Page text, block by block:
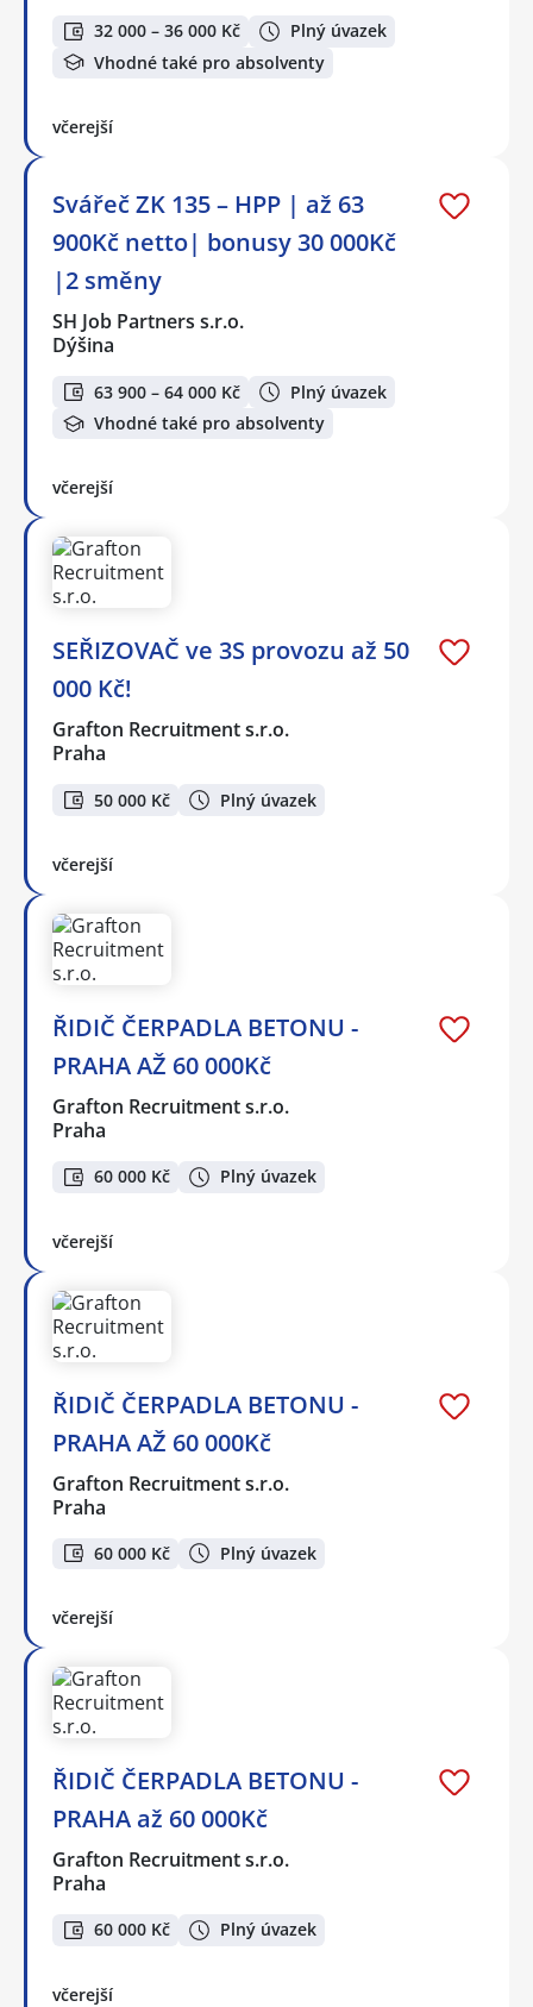
32 000 – 36 000 Kč
Plný úvazek
Vhodné také pro absolventy
včerejší
Svářeč ZK 135 – HPP | až 63
900Kč netto| bonusy 30 000Kč
|2 směny
SH Job Partners s.r.o.
Dýšina
63 900 – 64 000 Kč
Plný úvazek
Vhodné také pro absolventy
včerejší
SEŘIZOVAČ ve 3S provozu až 50
000 Kč!
Grafton Recruitment s.r.o.
Praha
50 000 Kč Plný úvazek
včerejší
ŘIDIČ ČERPADLA BETONU -
PRAHA AŽ 60 000Kč
Grafton Recruitment s.r.o.
Praha
60 000 Kč Plný úvazek
včerejší
ŘIDIČ ČERPADLA BETONU -
PRAHA AŽ 60 000Kč
Grafton Recruitment s.r.o.
Praha
60 000 Kč Plný úvazek
včerejší
ŘIDIČ ČERPADLA BETONU -
PRAHA až 60 000Kč
Grafton Recruitment s.r.o.
Praha
60 000 Kč Plný úvazek
včerejší